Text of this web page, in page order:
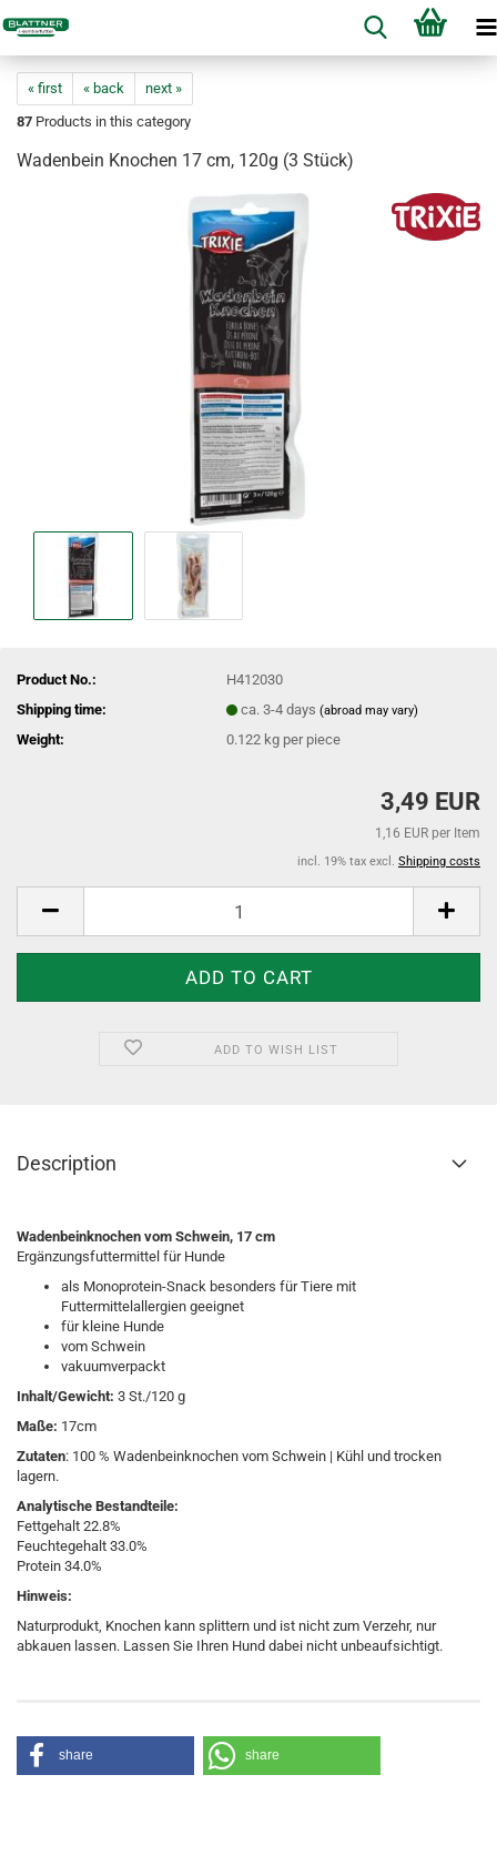
« first « back
next »
87 Products in this category
Wadenbein Knochen 17 cm, 120g (3 Stück)
Product No.:
H412030
Shipping time:
ca. 3-4 days(abroad may vary)
Weight: 0.122 kg per piece
3,49 EUR
1,16 EUR per Item
incl. 19% tax excl. Shipping costs
ADD TO WISH LIST
Description
Wadenbeinknochen vom Schwein, 17 cm
Ergänzungsfuttermittel für Hunde
als Monoprotein-Snack besonders für Tiere mit
Futtermittelallergien geeignet
für kleine Hunde
vom Schwein
vakuumverpackt
Inhalt/Gewicht: 3 St./120 g
Maße: 17cm
Zutaten: 100 % Wadenbeinknochen vom Schwein | Kühl und trocken
lagern.
Analytische Bestandteile:
Fettgehalt 22.8%
Feuchtegehalt 33.0%
Protein 34.0%
Hinweis:
Naturprodukt, Knochen kann splittern und ist nicht zum Verzehr, nur
abkauen lassen. Lassen Sie Ihren Hund dabei nicht unbeaufsichtigt.
share share